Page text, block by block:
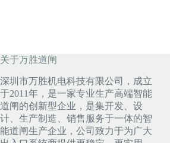
关于万胜道闸
深圳市万胜机电科技有限公司，成立
于2011年，是一家专业生产高端智能
道闸的创新型企业，是集开发、设
计、生产制造、销售服务于一体的智
能道闸生产企业，公司致力于为广大